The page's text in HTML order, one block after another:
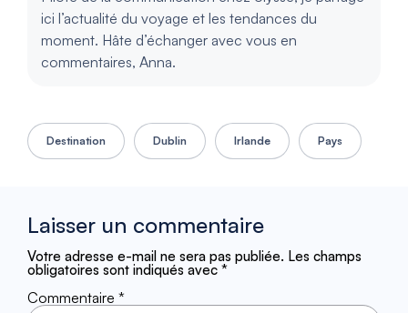
ici l’actualité du voyage et les tendances du
moment. Hâte d’échanger avec vous en
commentaires, Anna.
Destination Dublin Irlande Pays
Laisser un commentaire
Votre adresse e-mail ne sera pas publiée. Les champs
obligatoires sont indiqués avec *
Commentaire *